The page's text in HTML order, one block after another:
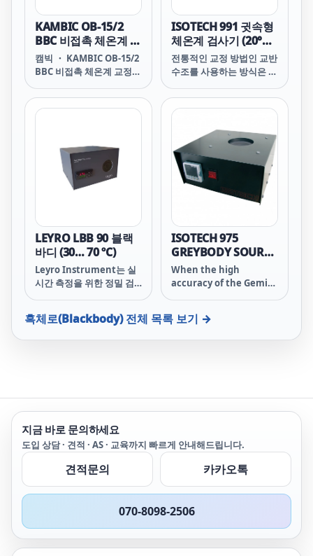
1이디엘 이디엘 SBB 1
KAMBIC OB-15/2
BBC 비접촉 체온계 교
정시스템 (30 ºC ...
130 ºC)
캠빅 ・ KAMBIC OB-15/2
BBC 비접촉 체온계 교정시
Contact Thermometer
Calibrator Blackbody
calibration fluid bath
Metrological
uniformity and
stability in mK range
monitoring fluid
stability Temperature
range: 30
ISOTECH 991 귓속형
체온계 검사기 (20°C ~
50°C)
전통적인 교정 방법인 교반
수조를 사용하는 방식은 번
수 없기 때문에, 특히 실험
실 외부에서 빈번한 교정이
설에 물리적, 재정적 부담
을 줍니다.
LEYRO LBB 90 블랙
바디 (30… 70 ºC)
Leyro Instrument는 실
시간 측정을 위한 정밀 검
대응을 제공하고 있습니다.
ISOTECH 975
GREYBODY SOURCE
(50°C to 350°C)
When the high
accuracy of the Gemini
effective solution for
흑체로(Blackbody)전체 목록 보기 →
지금 바로 문의하세요
도입 상담 · 견적 · AS · 교육까지 빠르게 안내해드립니다.
견적문의 카카오톡
070-8098-2506